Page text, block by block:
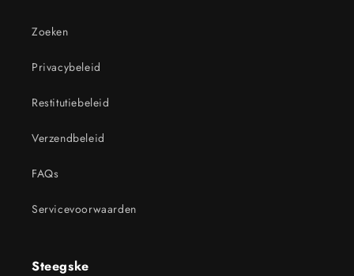
Zoeken
Privacybeleid
Restitutiebeleid
Verzendbeleid
FAQs
Servicevoorwaarden
Steegske